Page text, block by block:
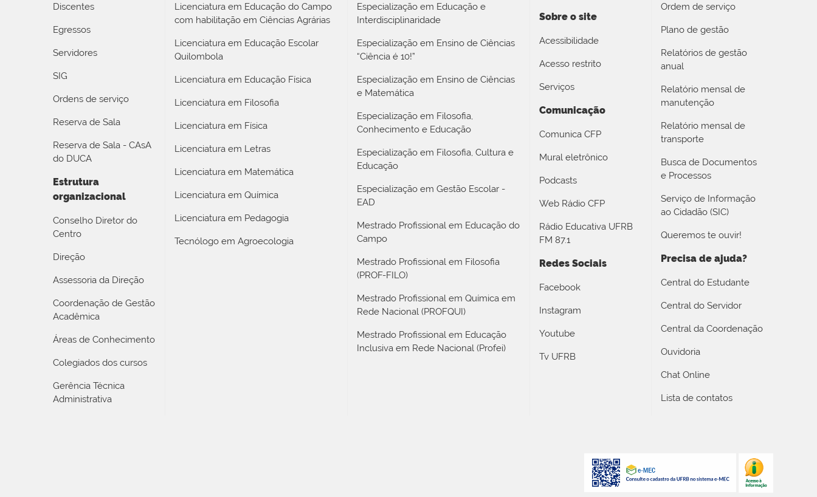
Discentes
Egressos
Servidores
SIG
Ordens de serviço
Reserva de Sala
Reserva de Sala - CAsA
do DUCA
Estrutura
organizacional
Conselho Diretor do
Centro
Direção
Assessoria da Direção
Coordenação de Gestão
Acadêmica
Áreas de Conhecimento
Colegiados dos cursos
Gerência Técnica
Administrativa
Licenciatura em Educação do Campo
com habilitação em Ciências Agrárias
Licenciatura em Educação Escolar
Quilombola
Licenciatura em Educação Física
Licenciatura em Filosofia
Licenciatura em Física
Licenciatura em Letras
Licenciatura em Matemática
Licenciatura em Química
Licenciatura em Pedagogia
Tecnólogo em Agroecologia
Especialização em Educação e
Interdisciplinaridade
Especialização em Ensino de Ciências
“Ciência é 10!”
Especialização em Ensino de Ciências
e Matemática
Especialização em Filosofia,
Conhecimento e Educação
Especialização em Filosofia, Cultura e
Educação
Especialização em Gestão Escolar -
EAD
Mestrado Profissional em Educação do
Campo
Mestrado Profissional em Filosofia
(PROF-FILO)
Mestrado Profissional em Química em
Rede Nacional (PROFQUI)
Mestrado Profissional em Educação
Inclusiva em Rede Nacional (Profei)
Sobre o site
Acessibilidade
Acesso restrito
Serviços
Comunicação
Comunica CFP
Mural eletrônico
Podcasts
Web Rádio CFP
Rádio Educativa UFRB
FM 87.1
Redes Sociais
Facebook
Instagram
Youtube
Tv UFRB
Ordem de serviço
Plano de gestão
Relatórios de gestão
anual
Relatório mensal de
manutenção
Relatório mensal de
transporte
Busca de Documentos
e Processos
Serviço de Informação
ao Cidadão (SIC)
Queremos te ouvir!
Precisa de ajuda?
Central do Estudante
Central do Servidor
Central da Coordenação
Ouvidoria
Chat Online
Lista de contatos